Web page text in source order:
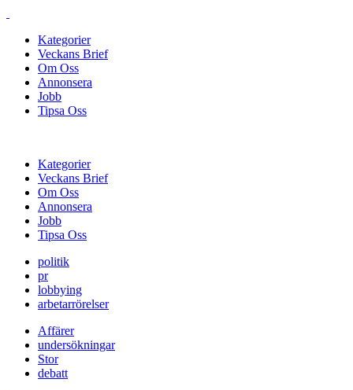
Kategorier
Veckans Brief
Om Oss
Annonsera
Jobb
Tipsa Oss
Kategorier
Veckans Brief
Om Oss
Annonsera
Jobb
Tipsa Oss
politik
pr
lobbying
arbetarrörelser
Affärer
undersökningar
Stor
debatt